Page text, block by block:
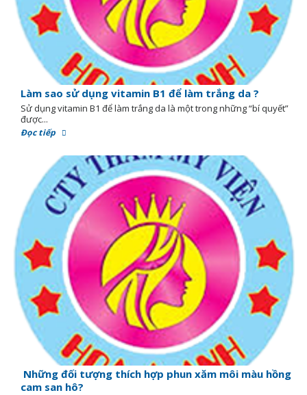
Làm sao sử dụng vitamin B1 để làm trắng da ?
Sử dụng vitamin B1 để làm trắng da là một trong những “bí quyết”
được...
Đọc tiếp
Những đối tượng thích hợp phun xăm môi màu hồng
cam san hô?